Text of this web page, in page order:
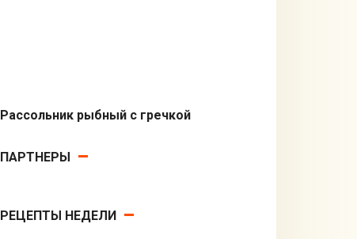
Рассольник рыбный с гречкой
ПАРТНЕРЫ
РЕЦЕПТЫ НЕДЕЛИ